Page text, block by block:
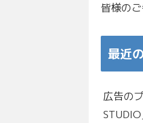
皆様の
最近
広告の